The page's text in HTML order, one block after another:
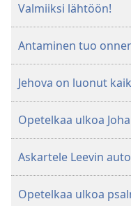
Valmiiksi lähtöön!
Antaminen tuo
Jehova on luonut
Opetelkaa ulkoa
Askartele Leevin auto
Opetelkaa ulkoa